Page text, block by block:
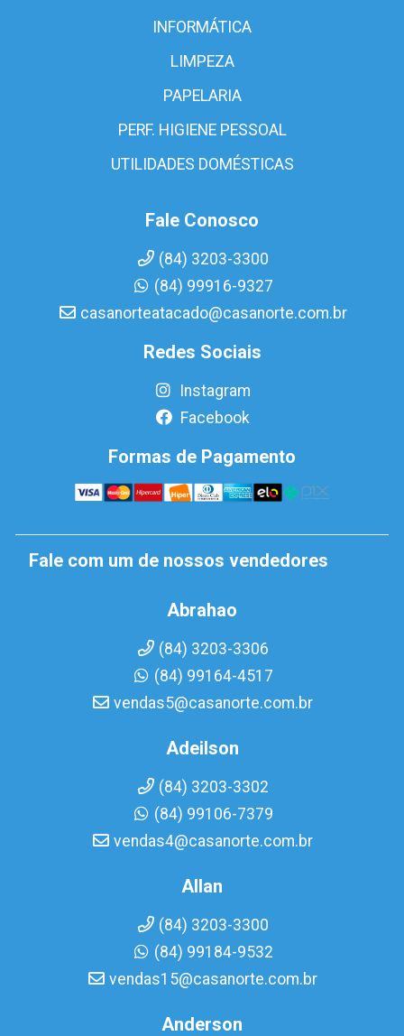
INFORMÁTICA
LIMPEZA
PAPELARIA
PERF. HIGIENE PESSOAL
UTILIDADES DOMÉSTICAS
Fale Conosco
(84) 3203-3300
(84) 99916-9327
casanorteatacado@casanorte.com.br
Redes Sociais
Instagram
Facebook
Formas de Pagamento
Fale com um de nossos vendedores
Abrahao
(84) 3203-3306
(84) 99164-4517
vendas5@casanorte.com.br
Adeilson
(84) 3203-3302
(84) 99106-7379
vendas4@casanorte.com.br
Allan
(84) 3203-3300
(84) 99184-9532
vendas15@casanorte.com.br
Anderson